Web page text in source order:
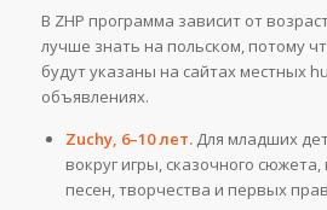
В ZHP программа зависит от
лучше знать на польском, потому
будут указаны на сайтах местных
объявлениях.
Zuchy, 6–10 лет.Для младших
вокруг игры, сказочного
песен, творчества и первых